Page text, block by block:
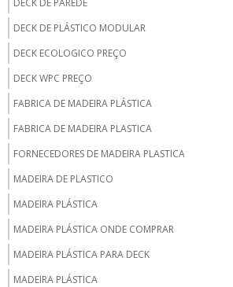
DECK DE PAREDE
DECK DE PLÁSTICO MODULAR
DECK ECOLOGICO PREÇO
DECK WPC PREÇO
FABRICA DE MADEIRA PLÁSTICA
FABRICA DE MADEIRA PLASTICA
FORNECEDORES DE MADEIRA PLASTICA
MADEIRA DE PLASTICO
MADEIRA PLÁSTICA
MADEIRA PLÁSTICA ONDE COMPRAR
MADEIRA PLÁSTICA PARA DECK
MADEIRA PLÁSTICA